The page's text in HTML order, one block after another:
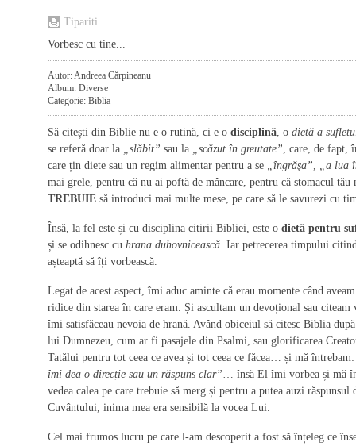
Tipariti
Vorbesc cu tine...
Autor: Andreea Cărpineanu
Album: Diverse
Categorie: Biblia
Să citești din Biblie nu e o rutină, ci e o disciplină, o dietă a
se referă doar la „slăbit” sau la „scăzut în greutate”, care, de fapt,
care țin diete sau un regim alimentar pentru a se „îngrășa”, „a lua
mai grele, pentru că nu ai poftă de mâncare, pentru că stomacul
TREBUIE să introduci mai multe mese, pe care să le savurezi cu
Însă, la fel este și cu disciplina citirii Bibliei, este o dietă pentru
și se odihnesc cu hrana duhovnicească. Iar petrecerea timpului
așteaptă să îți vorbească.
Legat de acest aspect, îmi aduc aminte că erau momente când
ridice din starea în care eram. Și ascultam un devoțional sau
îmi satisfăceau nevoia de hrană. Având obiceiul să citesc Biblia
lui Dumnezeu, cum ar fi pasajele din Psalmi, sau glorificarea
Tatălui pentru tot ceea ce avea și tot ceea ce făcea… și mă
îmi dea o direcție sau un răspuns clar”… însă El îmi vorbea și mă
vedea calea pe care trebuie să merg și pentru a putea auzi
Cuvântului, inima mea era sensibilă la vocea Lui.
Cel mai frumos lucru pe care l-am descoperit a fost să înțeleg ce